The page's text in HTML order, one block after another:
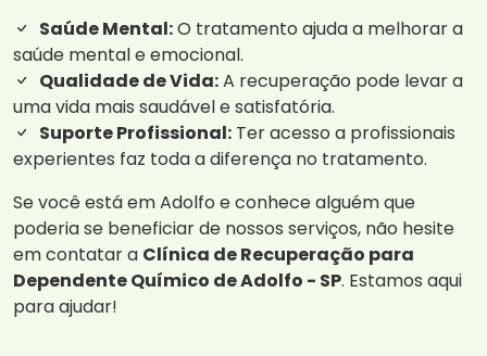
Saúde Mental:O tratamento ajuda a melhorar a
saúde mental e emocional.
Qualidade de Vida:A recuperação pode levar a
uma vida mais saudável e satisfatória.
Suporte Profissional: Ter acesso a profissionais
experientes faz toda a diferença no tratamento.
Se você está em Adolfo e conhece alguém que
poderia se beneficiar de nossos serviços, não hesite
em contatar a Clínica de Recuperação para
Dependente Químico de Adolfo - SP. Estamos aqui
para ajudar!